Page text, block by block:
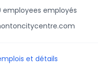
employees employés
et détails